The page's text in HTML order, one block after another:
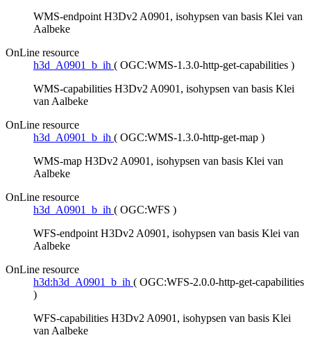
WMS-endpoint H3Dv2 A0901, isohypsen van basis Klei van
Aalbeke
OnLine resource
h3d_A0901_b_ih ( OGC:WMS-1.3.0-http-get-capabilities )
WMS-capabilities H3Dv2 A0901, isohypsen van basis Klei
van Aalbeke
OnLine resource
h3d_A0901_b_ih ( OGC:WMS-1.3.0-http-get-map )
WMS-map H3Dv2 A0901, isohypsen van basis Klei van
Aalbeke
OnLine resource
h3d_A0901_b_ih ( OGC:WFS )
WFS-endpoint H3Dv2 A0901, isohypsen van basis Klei van
Aalbeke
OnLine resource
h3d:h3d_A0901_b_ih ( OGC:WFS-2.0.0-http-get-capabilities
)
WFS-capabilities H3Dv2 A0901, isohypsen van basis Klei
van Aalbeke